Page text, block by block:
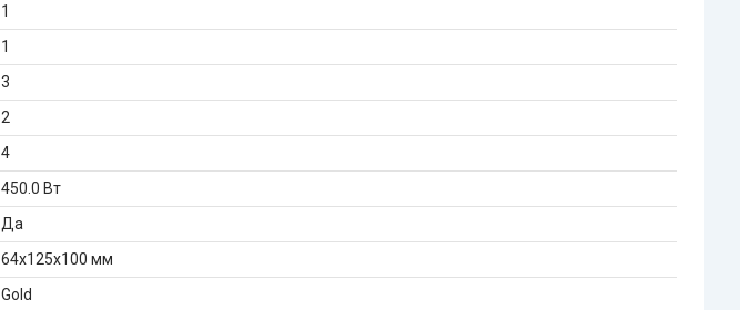
1
1
3
2
4
450.0 Вт
Да
64x125x100 мм
Gold